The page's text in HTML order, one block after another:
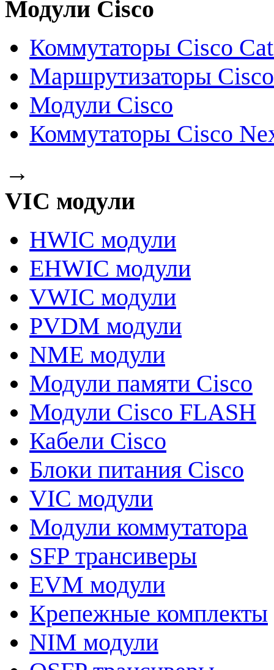
Модули Cisco
Коммутаторы Cisco
Маршрутизаторы Cisco
Модули Cisco
Коммутаторы Cisco
→
VIC модули
HWIC модули
EHWIC модули
VWIC модули
PVDM модули
NME модули
Модули памяти Cisco
Модули Cisco FLASH
Кабели Cisco
Блоки питания Cisco
VIC модули
Модули коммутатора
SFP трансиверы
EVM модули
Крепежные комплекты
NIM модули